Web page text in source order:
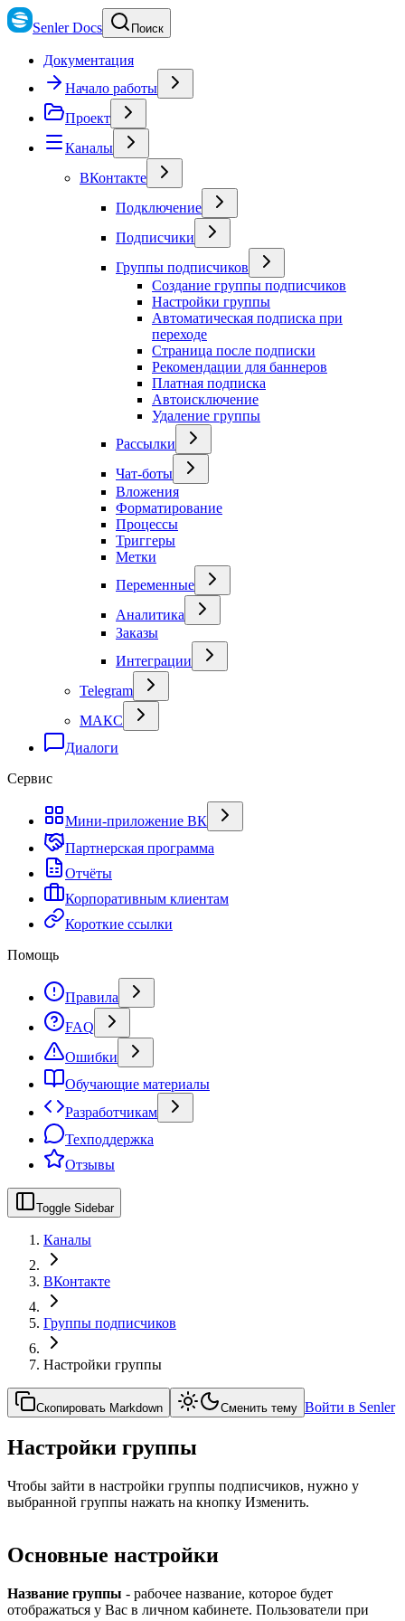
Senler Docs Поиск
Документация
Начало работы
Проект
Каналы
ВКонтакте
Подключение
Подписчики
Группы подписчиков
Создание группы подписчиков
Настройки группы
Автоматическая подписка при
переходе
Страница после подписки
Рекомендации для баннеров
Платная подписка
Автоисключение
Удаление группы
Рассылки
Чат-боты
Вложения
Форматирование
Процессы
Триггеры
Метки
Переменные
Аналитика
Заказы
Интеграции
Telegram
МАКС
Диалоги
Сервис
Мини-приложение ВК
Партнерская программа
Отчёты
Корпоративным клиентам
Короткие ссылки
Помощь
Правила
FAQ
Ошибки
Обучающие материалы
Разработчикам
Техподдержка
Отзывы
Toggle Sidebar
Каналы
ВКонтакте
Группы подписчиков
Настройки группы
Скопировать Markdown Сменить тему Войти в Senler
Настройки группы
Чтобы зайти в настройки группы подписчиков, нужно у
выбранной группы нажать на кнопку Изменить.
Основные настройки
Название группы - рабочее название, которое будет
отображаться у Вас в личном кабинете. Пользователи при